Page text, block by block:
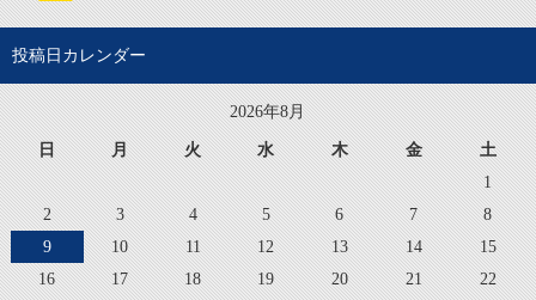
投稿日カレンダー
2026年8月
日 月 火 水 木 金 土
1
2
3 4 5 6 7
8
9
10 11 12 13 14
15
16
17 18 19 20 21
22